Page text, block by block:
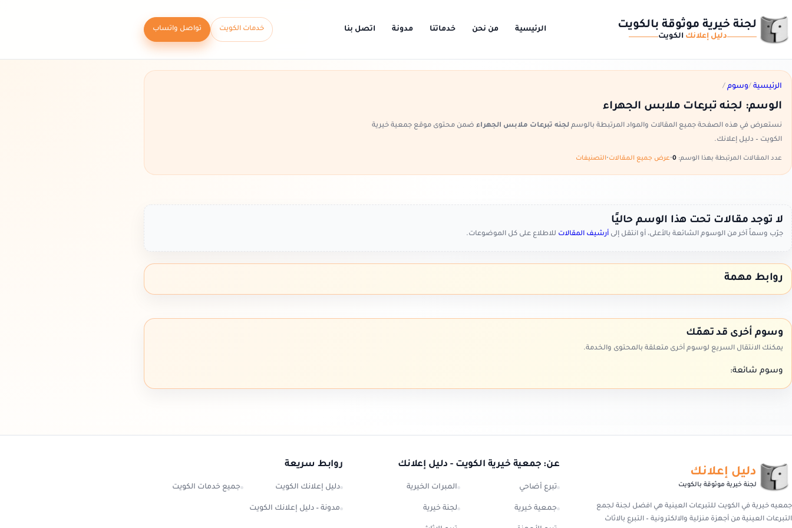
لجنة خيرية موثوقة بالكويت
دليل إعلانك الكويت
الرئيسية من نحن خدماتنا مدونة اتصل بنا خدمات الكويت تواصل واتساب
الرئيسية /وسوم /
الوسم: لجنه تبرعات ملابس الجهراء
نستعرض في هذه الصفحة جميع المقالات والمواد المرتبطة بالوسم لجنه تبرعات ملابس الجهراء ضمن محتوى موقع جمعية خيرية
الكويت – دليل إعلانك.
عدد المقالات المرتبطة بهذا الوسم: •عرض جميع المقالات•التصنيفات
لا توجد مقالات تحت هذا الوسم حاليًا
جرّب وسماً آخر من الوسوم الشائعة بالأعلى، أو انتقل إلى أرشيف المقالات للاطلاع على كل الموضوعات.
روابط مهمة
وسوم أخرى قد تهمّك
يمكنك الانتقال السريع لوسوم أخرى متعلقة بالمحتوى والخدمة.
وسوم شائعة:
دليل إعلانك
لجنة خيرية موثوقة بالكويت
جمعيه خيرية في الكويت للتبرعات العينية هي افضل لجنة لجمع
التبرعات العينية من أجهزة منزلية والالكترونية – التبرع بالاثاث
عن: جمعية خيرية الكويت - دليل إعلانك
تبرع أضاحي المبرات الخيرية
جمعية خيرية لجنة خيرية
روابط سريعة
دليل إعلانك الكويت جميع خدمات الكويت
مدونة – دليل إعلانك الكويت